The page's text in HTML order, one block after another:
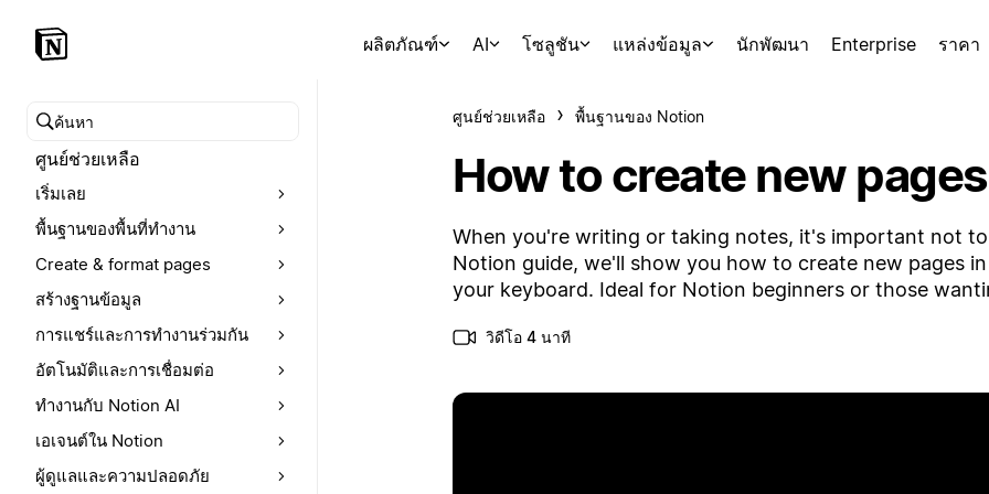
ผลิตภัณฑ์ AI โซลูชัน แหล่งข้อมูล นักพัฒนา Enterprise ราคา
ค้นหาศูนย์ช่วยเหลือ
ศูนย์ช่วยเหลือ
เริ่มเลย
พื้นฐานของพื้นที่ทำงาน
Create & format pages
สร้างฐานข้อมูล
การแชร์และการทำงานร่วมกัน
อัตโนมัติและการเชื่อมต่อ
ทำงานกับ Notion AI
เอเจนต์ใน Notion
ผู้ดูแลและความปลอดภัย
ศูนย์ช่วยเหลือ พื้นฐานของ Notion
How to create new
When you're writing or taking notes, it's important not
Notion guide, we'll show you how to create new pages
your keyboard. Ideal for Notion beginners or those
วิดีโอ 4 นาที